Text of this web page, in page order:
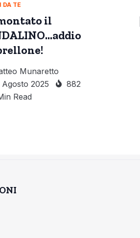
DA TE
il
Munaretto
Agosto 2025
882
Read